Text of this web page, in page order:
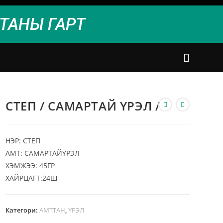
ГАРТ
СТЕП / САМАРТАЙ ҮРЭЛ /
НЭР: СТЕП
АМТ: САМАРТАЙҮРЭЛ
ХЭМЖЭЭ: 45ГР
ХАЙРЦАГТ:24Ш
Категори:АМТТАН,ҮРЭЛ